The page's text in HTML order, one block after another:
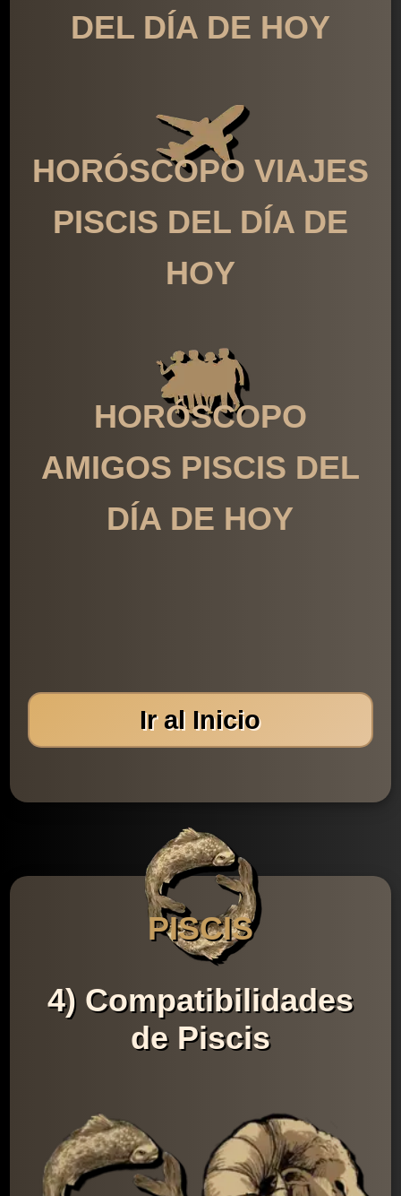
DEL DÍA DE HOY
HORÓSCOPO VIAJES
PISCIS DEL DÍA DE
HOY
HORÓSCOPO
AMIGOS PISCIS DEL
DÍA DE HOY
Ir al Inicio
PISCIS
4) Compatibilidades
de Piscis